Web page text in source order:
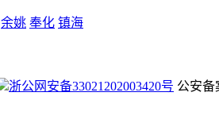
余姚 奉化 镇海
浙公网安备33021202003420号 公安备